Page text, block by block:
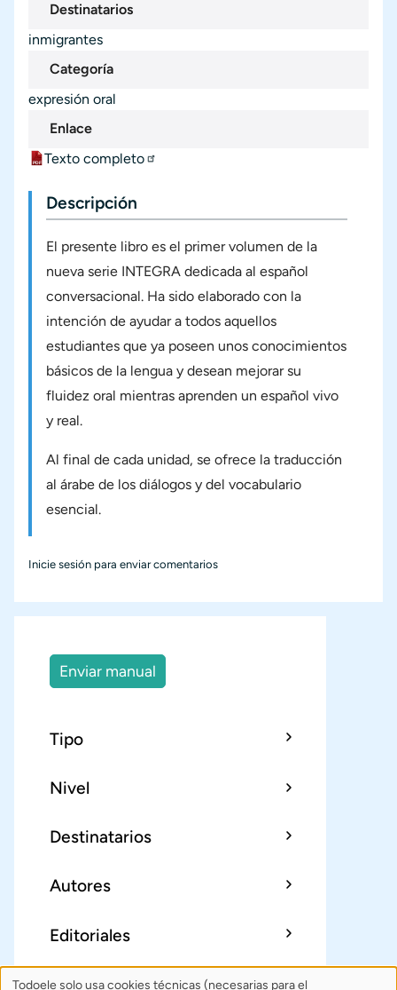
Destinatarios
inmigrantes
Categoría
expresión oral
Enlace
Texto completo
Descripción
El presente libro es el primer volumen de la
nueva serie INTEGRA dedicada al español
conversacional. Ha sido elaborado con la
intención de ayudar a todos aquellos
estudiantes que ya poseen unos conocimientos
básicos de la lengua y desean mejorar su
fluidez oral mientras aprenden un español vivo
y real.
Al final de cada unidad, se ofrece la traducción
al árabe de los diálogos y del vocabulario
esencial.
Inicie sesión para enviar comentarios
Enviar manual
Tipo
Nivel
Destinatarios
Autores
Editoriales
Todoele solo usa cookies técnicas (necesarias para el